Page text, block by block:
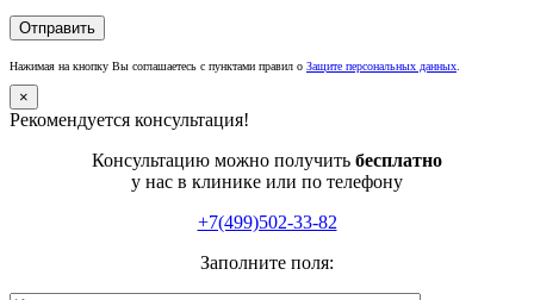
Нажимая на кнопку Вы соглашаетесь с пунктами правил о Защите персональных данных
×
Рекомендуется консультация!
Консультацию можно получить бесплатно
у нас в клинике или по телефону
+7(499)502-33-82
Заполните поля: